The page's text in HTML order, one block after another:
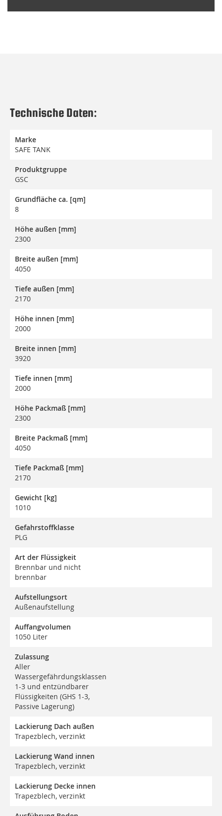
Technische Daten:
Marke
SAFE TANK
Produktgruppe
GSC
Grundfläche ca. [qm]
8
Höhe außen [mm]
2300
Breite außen [mm]
4050
Tiefe außen [mm]
2170
Höhe innen [mm]
2000
Breite innen [mm]
3920
Tiefe innen [mm]
2000
Höhe Packmaß [mm]
2300
Breite Packmaß [mm]
4050
Tiefe Packmaß [mm]
2170
Gewicht [kg]
1010
Gefahrstoffklasse
PLG
Art der Flüssigkeit
Brennbar und nicht
brennbar
Aufstellungsort
Außenaufstellung
Auffangvolumen
1050 Liter
Zulassung
Aller
Wassergefährdungsklassen
1-3 und entzündbarer
Flüssigkeiten (GHS 1-3,
Passive Lagerung)
Lackierung Dach außen
Trapezblech, verzinkt
Lackierung Wand innen
Trapezblech, verzinkt
Lackierung Decke innen
Trapezblech, verzinkt